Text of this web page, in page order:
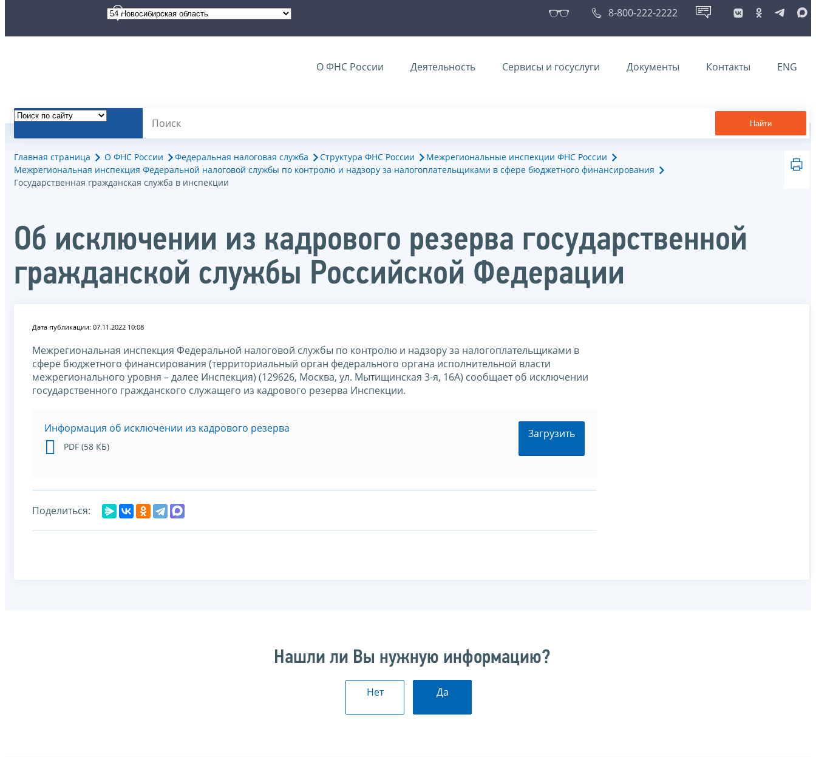
8-800-222-2222
О ФНС России Деятельность Сервисы и госуслуги Документы Контакты ENG
Найти
Главная страница О ФНС России Федеральная налоговая служба Структура ФНС России
Межрегиональные инспекции ФНС России
Межрегиональная инспекция Федеральной налоговой службы по контролю и надзору за налогоплательщиками в сфере бюджетного финансирования
Государственная гражданская служба в инспекции
Об исключении из кадрового резерва государственной
гражданской службы Российской Федерации
Дата публикации: 07.11.2022 10:08
Межрегиональная инспекция Федеральной налоговой службы по контролю и надзору за налогоплательщиками в
сфере бюджетного финансирования (территориальный орган федерального органа исполнительной власти
межрегионального уровня – далее Инспекция) (129626, Москва, ул. Мытищинская 3-я, 16А) сообщает об исключении
государственного гражданского служащего из кадрового резерва Инспекции.
Информация об исключении из кадрового резерва
PDF (58 КБ)
Загрузить
Поделиться:
Нашли ли Вы нужную информацию?
Нет Да